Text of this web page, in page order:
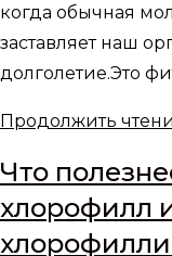
когда обычная
заставляет наш
долголетие.Это
Продолжить
Что
хлорофилл